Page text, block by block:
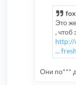
Это
, чтоб
http://
...
Они по***